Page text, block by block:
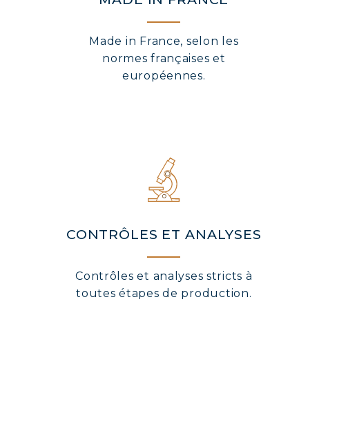
Made in France, selon les
normes françaises et
européennes.
CONTRÔLES ET ANALYSES
Contrôles et analyses stricts à
toutes étapes de production.